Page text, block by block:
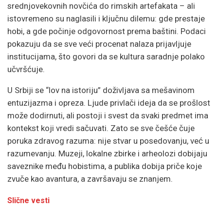
srednjovekovnih novčića do rimskih artefakata – ali
istovremeno su naglasili i ključnu dilemu: gde prestaje
hobi, a gde počinje odgovornost prema baštini. Podaci
pokazuju da se sve veći procenat nalaza prijavljuje
institucijama, što govori da se kultura saradnje polako
učvršćuje.
U Srbiji se “lov na istoriju” doživljava sa mešavinom
entuzijazma i opreza. Ljude privlači ideja da se prošlost
može dodirnuti, ali postoji i svest da svaki predmet ima
kontekst koji vredi sačuvati. Zato se sve češće čuje
poruka zdravog razuma: nije stvar u posedovanju, već u
razumevanju. Muzeji, lokalne zbirke i arheolozi dobijaju
saveznike među hobistima, a publika dobija priče koje
zvuče kao avantura, a završavaju se znanjem.
Slične vesti